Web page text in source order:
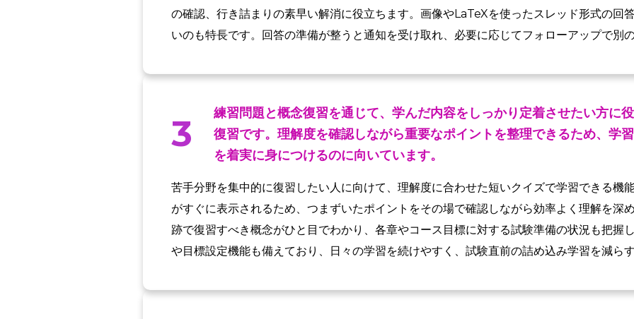
の確認、行き詰まりの素早い解消に役立ちます。画像やLaTeXを使ったスレッド形式の回
いのも特長です。回答の準備が整うと通知を受け取れ、必要に応じてフォローアップで別
3
練習問題と概念復習を通じて、学んだ内容をしっかり定着させたい方に
復習です。理解度を確認しながら重要なポイントを整理できるため、学
を着実に身につけるのに向いています。
苦手分野を集中的に復習したい人に向けて、理解度に合わせた短いクイズで学習できる機
がすぐに表示されるため、つまずいたポイントをその場で確認しながら効率よく理解を深
跡で復習すべき概念がひと目でわかり、各章やコース目標に対する試験準備の状況も把握
や目標設定機能も備えており、日々の学習を続けやすく、試験直前の詰め込み学習を減ら